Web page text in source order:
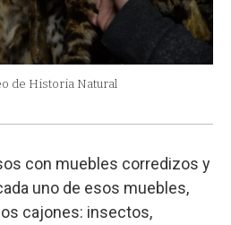
de Historia Natural
con muebles corredizos y
uno de esos muebles,
cajones: insectos,